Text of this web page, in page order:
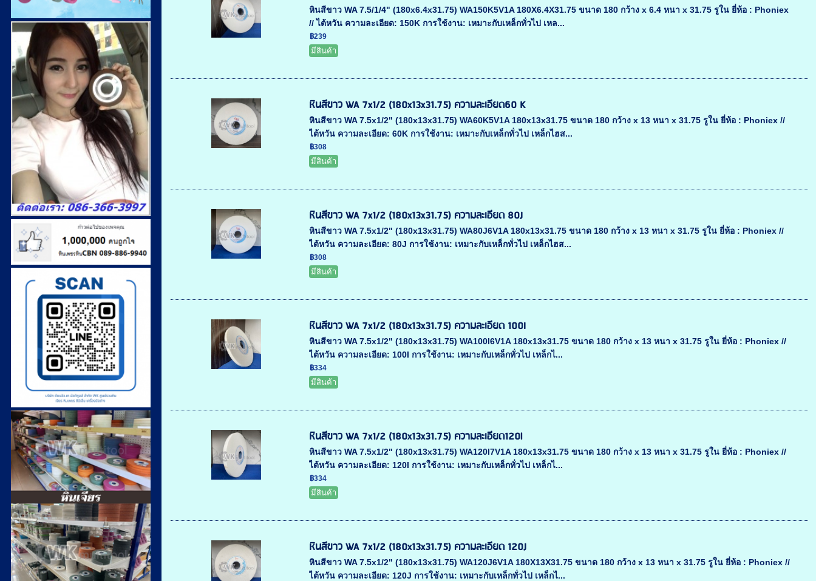
หินสีขาว WA 7.5/1/4" (180x6.4x31.75) WA150K5V1A 180X6.4X31.75 ขนาด 180 กว้าง x 6.4 หนา x 31.75 รูใน ยี่ห้อ : Phoniex
// ไต้หวัน ความละเอียด: 150K การใช้งาน: เหมาะกับเหล็กทั่วไป เหล...
฿239
มีสินค้า
หินสีขาว WA 7x1/2 (180x13x31.75) ความละเอียด60 K
หินสีขาว WA 7.5x1/2" (180x13x31.75) WA60K5V1A 180x13x31.75 ขนาด 180 กว้าง x 13 หนา x 31.75 รูใน ยี่ห้อ : Phoniex //
ไต้หวัน ความละเอียด: 60K การใช้งาน: เหมาะกับเหล็กทั่วไป เหล็กไฮส...
฿308
มีสินค้า
หินสีขาว WA 7x1/2 (180x13x31.75) ความละเอียด 80J
หินสีขาว WA 7.5x1/2" (180x13x31.75) WA80J6V1A 180x13x31.75 ขนาด 180 กว้าง x 13 หนา x 31.75 รูใน ยี่ห้อ : Phoniex //
ไต้หวัน ความละเอียด: 80J การใช้งาน: เหมาะกับเหล็กทั่วไป เหล็กไฮส...
฿308
มีสินค้า
หินสีขาว WA 7x1/2 (180x13x31.75) ความละเอียด 100I
หินสีขาว WA 7.5x1/2" (180x13x31.75) WA100I6V1A 180x13x31.75 ขนาด 180 กว้าง x 13 หนา x 31.75 รูใน ยี่ห้อ : Phoniex //
ไต้หวัน ความละเอียด: 100I การใช้งาน: เหมาะกับเหล็กทั่วไป เหล็กไ...
฿334
มีสินค้า
หินสีขาว WA 7x1/2 (180x13x31.75) ความละเอียด120l
หินสีขาว WA 7.5x1/2" (180x13x31.75) WA120I7V1A 180x13x31.75 ขนาด 180 กว้าง x 13 หนา x 31.75 รูใน ยี่ห้อ : Phoniex //
ไต้หวัน ความละเอียด: 120I การใช้งาน: เหมาะกับเหล็กทั่วไป เหล็กไ...
฿334
มีสินค้า
หินสีขาว WA 7x1/2 (180x13x31.75) ความละเอียด 120J
หินสีขาว WA 7.5x1/2" (180x13x31.75) WA120J6V1A 180X13X31.75 ขนาด 180 กว้าง x 13 หนา x 31.75 รูใน ยี่ห้อ : Phoniex //
ไต้หวัน ความละเอียด: 120J การใช้งาน: เหมาะกับเหล็กทั่วไป เหล็กไ...